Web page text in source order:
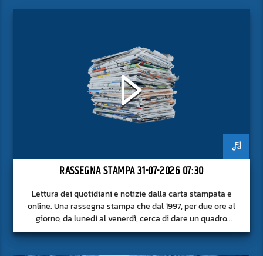
RASSEGNA STAMPA 31-07-2026 07:30
Lettura dei quotidiani e notizie dalla carta stampata e
online. Una rassegna stampa che dal 1997, per due ore al
giorno, da lunedì al venerdì, cerca di dare un quadro
approfondito delle notizie del giorno, senza fermarsi alla